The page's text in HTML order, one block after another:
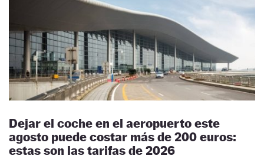
Dejar el coche en el aeropuerto este
agosto puede costar más de 200 euros:
estas son las tarifas de 2026